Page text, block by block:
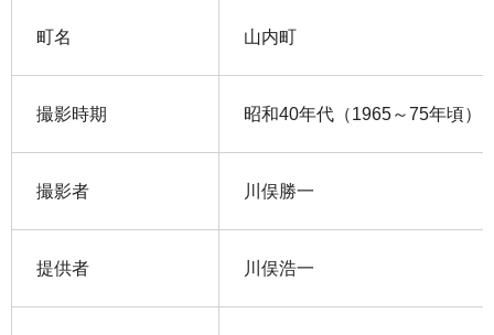
町名 山内町
撮影時期 昭和40年代（1965～75年頃）
撮影者 川俣勝一
提供者 川俣浩一